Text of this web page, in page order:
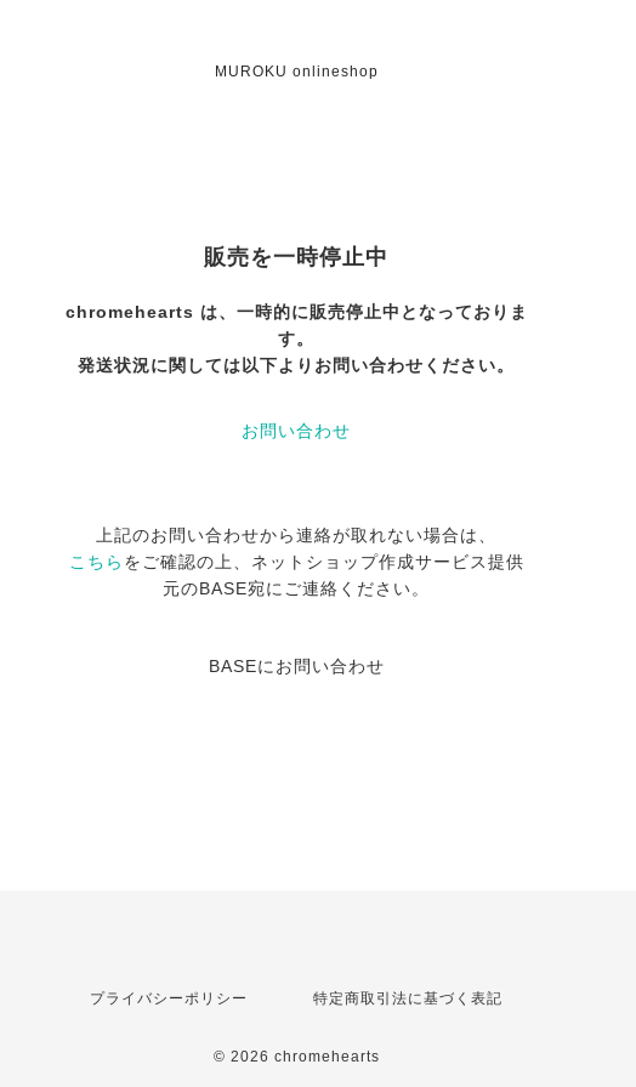
MUROKU onlineshop
販売を一時停止中
chromehearts は、一時的に販売停止中となっておりま
す。
発送状況に関しては以下よりお問い合わせください。
お問い合わせ
上記のお問い合わせから連絡が取れない場合は、
こちら をご確認の上、ネットショップ作成サービス提供
元のBASE宛にご連絡ください。
BASEにお問い合わせ
プライバシーポリシー 特定商取引法に基づく表記
© 2026 chromehearts